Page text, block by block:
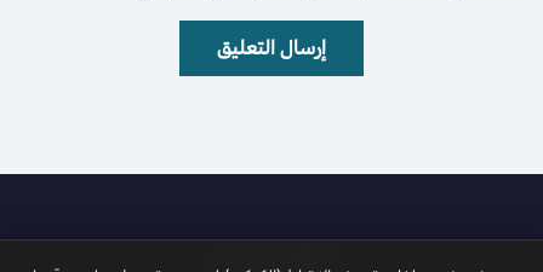
الأمل نيوز